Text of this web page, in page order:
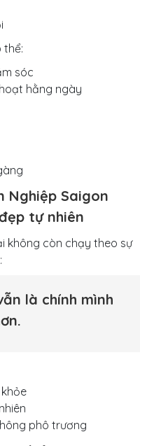
thể:
sóc
hằng ngày
Nghiệp Saigon
tự nhiên
không còn chạy theo sự
là chính mình
phô trương